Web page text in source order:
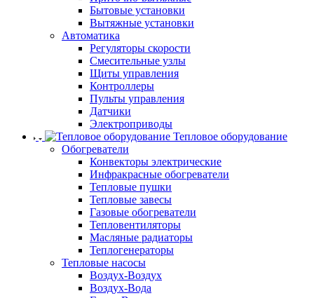
Бытовые установки
Вытяжные установки
Автоматика
Регуляторы скорости
Смесительные узлы
Щиты управления
Контроллеры
Пульты управления
Датчики
Электроприводы
Тепловое оборудование
Обогреватели
Конвекторы электрические
Инфракрасные обогреватели
Тепловые пушки
Тепловые завесы
Газовые обогреватели
Тепловентиляторы
Масляные радиаторы
Теплогенераторы
Тепловые насосы
Воздух-Воздух
Воздух-Вода